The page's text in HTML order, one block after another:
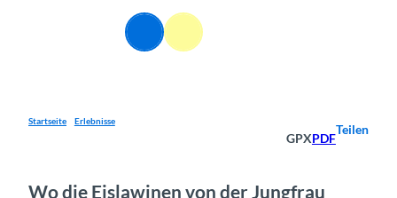
Suche Menü
Startseite Erlebnisse
GPXPDF
Teilen
Wo die Eislawinen von der Jungfrau